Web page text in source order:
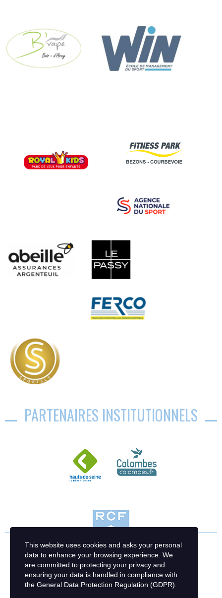
PARTENAIRES INSTITUTIONNELS
This website uses cookies and asks your personal
data to enhance your browsing experience. We
are committed to protecting your privacy and
ensuring your data is handled in compliance with
the General Data Protection Regulation (GDPR)